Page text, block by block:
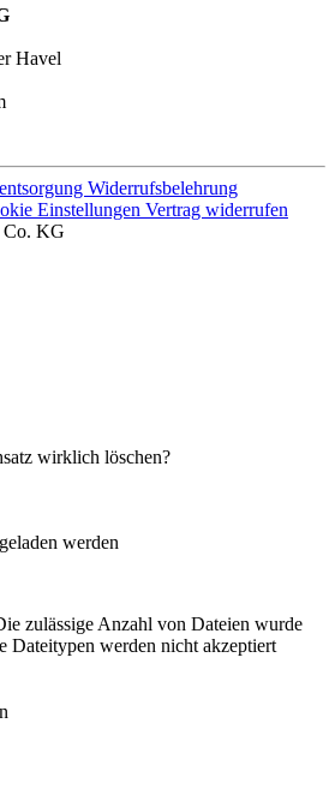
Havel
Widerrufsbelehrung
Einstellungen Vertrag widerrufen
KG
wirklich löschen?
werden
zulässige Anzahl von Dateien wurde
Dateitypen werden nicht akzeptiert